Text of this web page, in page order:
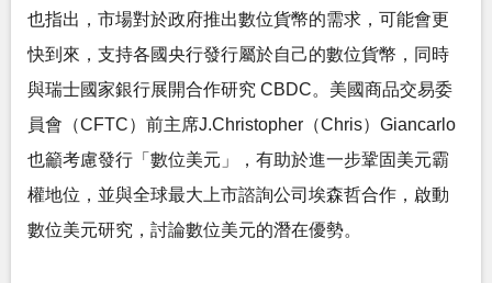
也指出，市場對於政府推出數位貨幣的需求，可能會更
快到來，支持各國央行發行屬於自己的數位貨幣，同時
與瑞士國家銀行展開合作研究 CBDC。美國商品交易委
員會（CFTC）前主席J.Christopher（Chris）Giancarlo
也籲考慮發行「數位美元」，有助於進一步鞏固美元霸
權地位，並與全球最大上市諮詢公司埃森哲合作，啟動
數位美元研究，討論數位美元的潛在優勢。